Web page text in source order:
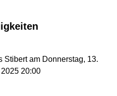
Stibert am Donnerstag, 13.
20:00